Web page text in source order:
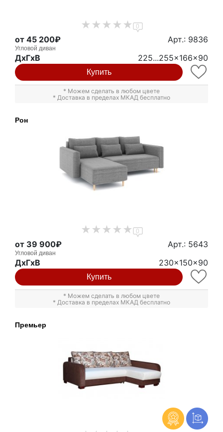
0
от 45 200₽ Арт.: 9836
Угловой диван
ДxГxВ 225...255x166x90
Купить
* Можем сделать в любом цвете
* Доставка в пределах МКАД бесплатно
Рон
0
от 39 900₽ Арт.: 5643
Угловой диван
ДxГxВ 230x150x90
Купить
* Можем сделать в любом цвете
* Доставка в пределах МКАД бесплатно
Премьер